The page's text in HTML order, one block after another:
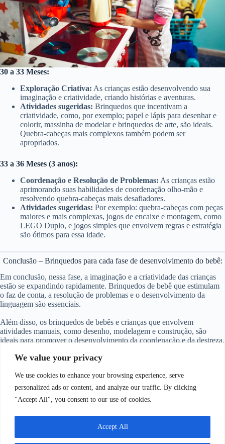
We value your privacy
We use cookies to enhance your browsing experience, serve
personalized ads or content, and analyze our traffic. By clicking
"Accept All", you consent to our use of cookies.
Accept All
30 a 33 Meses:
Exploração Criativa: As crianças estão desenvolvendo sua
imaginação e criatividade, criando histórias e aventuras.
Atividades sugeridas: Brinquedos que incentivam a
criatividade, como, por exemplo; papel e lápis para desenhar e
colorir, massinha de modelar e brinquedos de arte, são ideais.
Quebra-cabeças mais complexos também podem ser
apropriados.
33 a 36 Meses (3 anos):
Coordenação e Resolução de Problemas: As crianças estão
aprimorando suas habilidades de coordenação olho-mão e
resolvendo quebra-cabeças mais desafiadores.
Atividades sugeridas: Por exemplo: quebra-cabeças com peças
maiores e mais complexas, jogos de encaixe e montagem, como
LEGO Duplo, e jogos simples que envolvem regras e estratégia
são ótimos para essa idade.
Conclusão – Brinquedos para cada fase de desenvolvimento do bebê:
Em conclusão, nessa fase, a imaginação e a criatividade das crianças
estão se expandindo rapidamente. Brinquedos de bebê que estimulam
o faz de conta, a resolução de problemas e o desenvolvimento da
linguagem são essenciais.
Além disso, os brinquedos de bebês e crianças que envolvem
atividades manuais, como desenho, modelagem e construção, são
ideais para promover o desenvolvimento da coordenação e da destreza.
crianças que permitam à criança explorar e se divertir enquanto
Leia sobre temas de festas de aniversário ou mêsversário parameninas
Veja opções criativas para brinquedos debebês.